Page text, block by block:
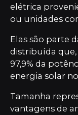
elétrica
ou unidades
Elas são parte
distribuída que,
97,9% da
energia solar
Tamanha
vantagens de